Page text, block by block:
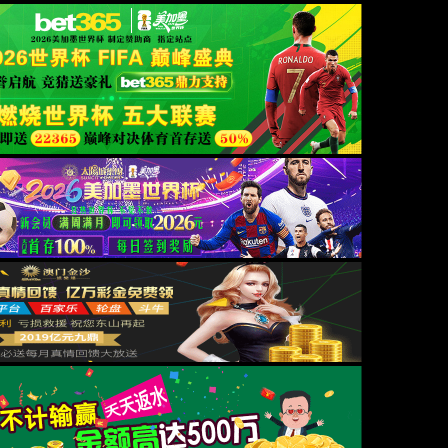
无障碍浏览 长者模式
政务公开 政府公报 办事服务 政民互动